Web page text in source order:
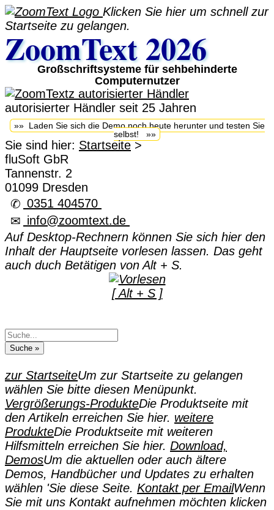
Klicken Sie hier um schnell zur
Startseite zu gelangen.
ZoomText 2026
Großschriftsysteme für sehbehinderte
Computernutzer
autorisierter Händler seit 25 Jahren
»» Laden Sie sich die Demo noch heute herunter und testen Sie
selbst! »»
Sie sind hier: Startseite>
fluSoft GbR
Tannenstr. 2
01099 Dresden
✆ 0351 404570
✉ info@zoomtext.de
Auf Desktop-Rechnern können Sie sich hier den
Inhalt der Hauptseite vorlesen lassen. Das geht
auch duch Betätigen von Alt + S.
[ Alt + S ]
zur StartseiteUm zur Startseite zu gelangen
wählen Sie bitte diesen Menüpunkt.
Vergrößerungs-ProdukteDie Produktseite mit
den Artikeln erreichen Sie hier. weitere
ProdukteDie Produktseite mit weiteren
Hilfsmitteln erreichen Sie hier. Download,
DemosUm die aktuellen oder auch ältere
Demos, Handbücher und Updates zu erhalten
wählen 'Sie diese Seite. Kontakt per EmailWenn
Sie mit uns Kontakt aufnehmen möchten klicken